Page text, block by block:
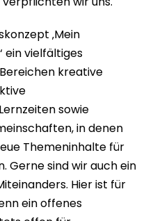
‚Mein
ein vielfältiges
kreative
sowie
in denen
Themeninhalte für
Gerne sind wir auch ein
Hier ist für
ein offenes